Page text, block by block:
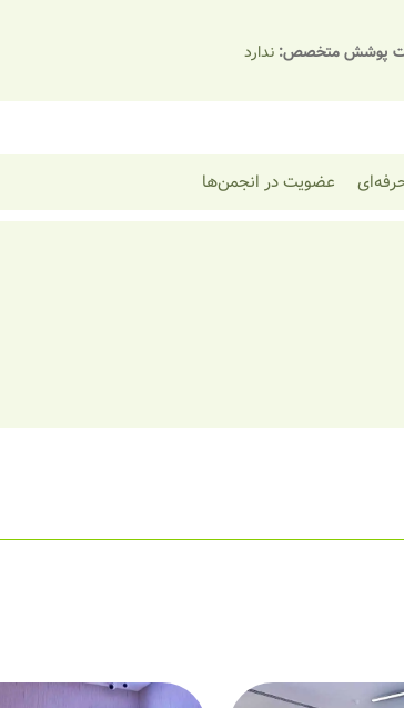
پوشش متخصص:ندارد
عضویت در انجمن‌ها